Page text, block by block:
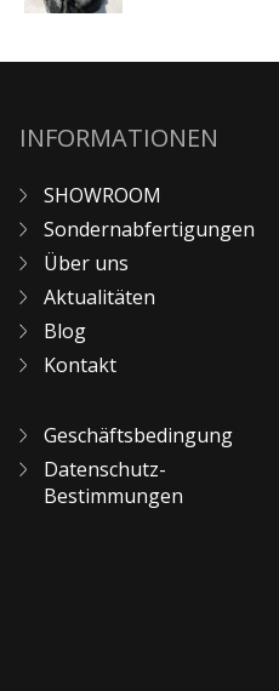
INFORMATIONEN
SHOWROOM
Sondernabfertigungen
Über uns
Aktualitäten
Blog
Kontakt
Geschäftsbedingung
Datenschutz-
Bestimmungen